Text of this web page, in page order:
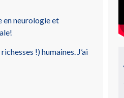
en neurologie et
!) humaines. J’ai